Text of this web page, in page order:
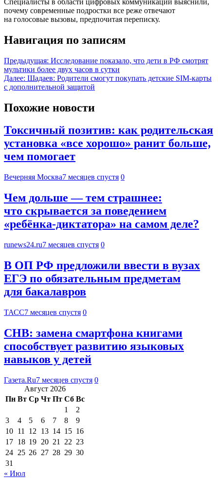
почему современные подростки все реже отвечают
на голосовые вызовы, предпочитая переписку.
Навигация по записям
Предыдущая: Исследование показало, что дети в РФ смотрят
мультики более двух часов в сутки
Далее: Шадаев: Родители смогут покупать детские SIM-карты
с дополнительной защитой
Похожие новости
Токсичный позитив: как родительская
установка «все хорошо» ранит больше,
чем помогает
Вечерняя Москва7 месяцев спустя 0
Чем дольше — тем страшнее:
что скрывается за поведением
«ребёнка-диктатора» на самом деле?
runews24.ru7 месяцев спустя 0
В ОП РФ предложили ввести в вузах
ЕГЭ по обязательным предметам
для бакалавров
ТАСС7 месяцев спустя 0
CHB: замена смартфона книгами
способствует развитию языковых
навыков у детей
Газета.Ru7 месяцев спустя 0
Август 2026
Пн Вт Ср Чт Пт Сб Вс
1
2
3
4 5 6 7 8
9
10 11 12 13 14 15 16
17 18 19 20 21 22 23
24 25 26 27 28 29 30
31
« Июл